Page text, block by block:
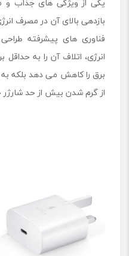
بازدهی بالای آن در مصرف
فناوری ‌های پیشرفته
انرژی، اتلاف آن را به
برق را کاهش می دهد بلکه
از گرم شدن بیش از حد